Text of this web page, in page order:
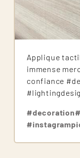
Applique
immense
confiance
#decoration